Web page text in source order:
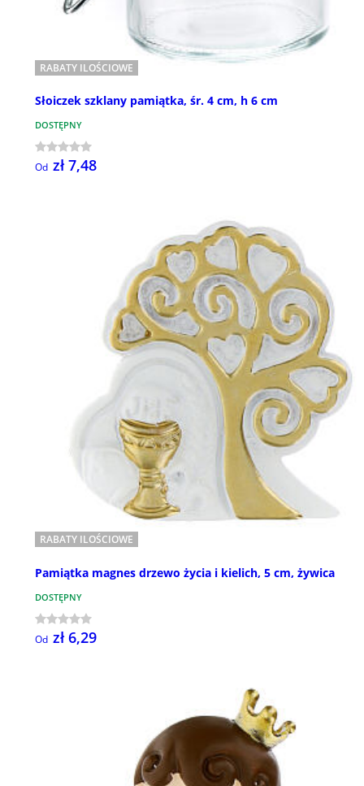
RABATY ILOŚCIOWE
Słoiczek szklany pamiątka, śr. 4 cm, h 6 cm
DOSTĘPNY
Od zł 7,48
RABATY ILOŚCIOWE
Pamiątka magnes drzewo życia i kielich, 5 cm, żywica
DOSTĘPNY
Od zł 6,29